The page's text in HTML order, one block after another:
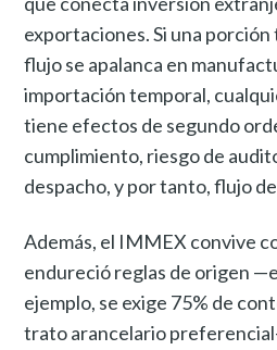
exportaciones. Si una porción
flujo se apalanca en
importación temporal,
tiene efectos de segundo
cumplimiento, riesgo de
despacho, y por tanto, flujo
Además, el IMMEX convive
endureció reglas de origen
ejemplo, se exige 75% de
trato arancelario